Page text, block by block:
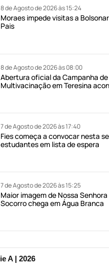
8 de Agosto de 2026 às 15:24
Moraes impede visitas a
Pais
8 de Agosto de 2026 às 08:00
Abertura oficial da Campanha de
Multivacinação em Teresina
7 de Agosto de 2026 às 17:40
Fies começa a convocar nesta
estudantes em lista de espera
7 de Agosto de 2026 às 15:25
Maior imagem de Nossa
Socorro chega em Água Branca